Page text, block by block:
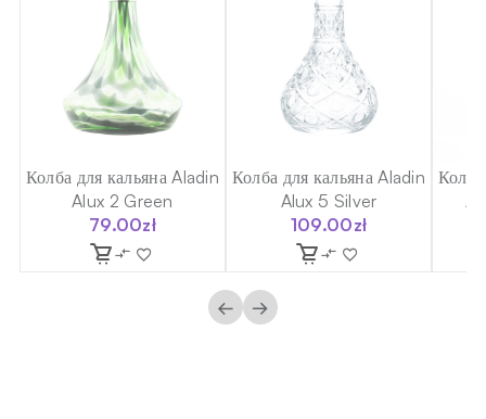
Колба для кальяна Aladin
Alux 2 Green
79.00zł
Колба для кальяна Aladin
Alux 5 Silver
109.00zł
← →